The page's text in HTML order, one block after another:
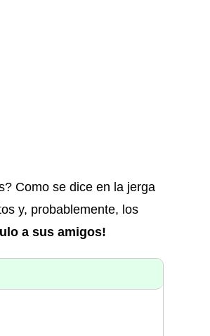
Como se dice en la jerga
y, probablemente, los
a sus amigos!